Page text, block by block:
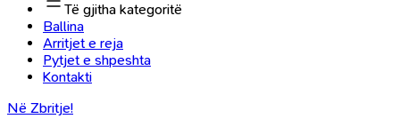
Të gjitha kategoritë
Ballina
Arritjet e reja
Pytjet e shpeshta
Kontakti
Në Zbritje!